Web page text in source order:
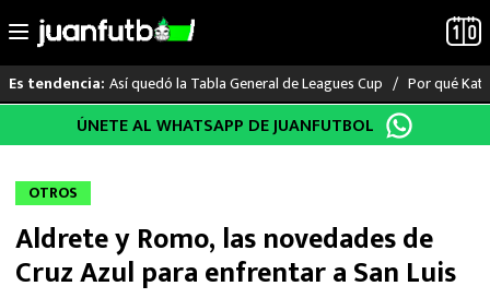
al
Es tendencia: Así quedó la Tabla General de Leagues Cup Por qué
LO ÚLTIMO
LIGA MX
RAYADOS
ÚNETE AL WHATSAPP DE JUANFUTBOL
OTROS
Aldrete y Romo, las novedades de
Cruz Azul para enfrentar a San Luis